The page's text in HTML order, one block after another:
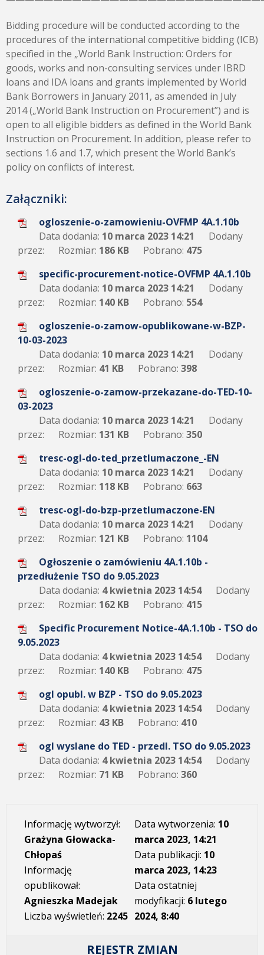
Bidding procedure will be conducted according to the
procedures of the international competitive bidding (ICB)
specified in the „World Bank Instruction: Orders for
goods, works and non-consulting services under IBRD
loans and IDA loans and grants implemented by World
Bank Borrowers in January 2011, as amended in July
2014 („World Bank Instruction on Procurement”) and is
open to all eligible bidders as defined in the World Bank
Instruction on Procurement. In addition, please refer to
sections 1.6 and 1.7, which present the World Bank’s
policy on conflicts of interest.
Załączniki:
ogloszenie-o-zamowieniu-OVFMP 4A.1.10b
Data dodania: 10 marca 2023 14:21
Dodany
przez:
Rozmiar: 186 KB Pobrano: 475
specific-procurement-notice-OVFMP 4A.1.10b
Data dodania: 10 marca 2023 14:21
Dodany
przez:
Rozmiar: 140 KB Pobrano: 554
ogloszenie-o-zamow-opublikowane-w-BZP-
10-03-2023
Data dodania: 10 marca 2023 14:21
Dodany
przez:
Rozmiar: 41 KB Pobrano: 398
ogloszenie-o-zamow-przekazane-do-TED-10-
03-2023
Data dodania: 10 marca 2023 14:21
Dodany
przez:
Rozmiar: 131 KB Pobrano: 350
tresc-ogl-do-ted_przetlumaczone_-EN
Data dodania: 10 marca 2023 14:21
Dodany
przez:
Rozmiar: 118 KB Pobrano: 663
tresc-ogl-do-bzp-przetlumaczone-EN
Data dodania: 10 marca 2023 14:21
Dodany
przez:
Rozmiar: 121 KB Pobrano: 1104
Ogłoszenie o zamówieniu 4A.1.10b -
przedłużenie TSO do 9.05.2023
Data dodania: 4 kwietnia 2023 14:54
Dodany
przez:
Rozmiar: 162 KB Pobrano: 415
Specific Procurement Notice-4A.1.10b - TSO do
9.05.2023
Data dodania: 4 kwietnia 2023 14:54
Dodany
przez:
Rozmiar: 140 KB Pobrano: 475
ogl opubl. w BZP - TSO do 9.05.2023
Data dodania: 4 kwietnia 2023 14:54
Dodany
przez:
Rozmiar: 43 KB Pobrano: 410
ogl wyslane do TED - przedl. TSO do 9.05.2023
Data dodania: 4 kwietnia 2023 14:54
Dodany
przez:
Rozmiar: 71 KB Pobrano: 360
Informację wytworzył:
Grażyna Głowacka-
Chłopaś
Informację
opublikował:
Agnieszka Madejak
Liczba wyświetleń: 2245
Data wytworzenia: 10
marca 2023, 14:21
Data publikacji: 10
marca 2023, 14:23
Data ostatniej
modyfikacji: 6 lutego
2024, 8:40
REJESTR ZMIAN